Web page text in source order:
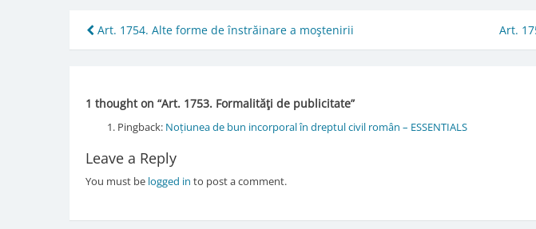
Post
navigation
Art. 1754. Alte forme de înstrăinare a moştenirii Art.
1 thought on “Art. 1753. Formalităţi de publicitate”
Pingback: Noțiunea de bun incorporal în dreptul civil român – ESSENTIALS
Leave a Reply
You must be logged in to post a comment.